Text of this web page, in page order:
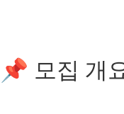
📌 모집 개